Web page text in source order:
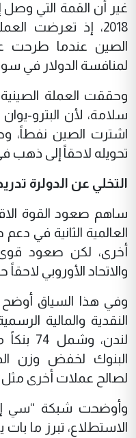
غير أن القمة التي وصل
2018، إذ تعرضت
الصين عندما طرحت
لمنافسة الدولار في
وحققت العملة
سلامة، لأن البترو-
اشترت الصين نفطاً،
تحويله لاحقاً إلى
التخلي عن الدولرة
ساهم صعود القوة
العالمية الثانية في
أخرى، لكن صعود
والاتحاد الأوروبي
وفي هذا السياق
النقدية والمالية
لندن،
البنوك لخفض وزن
لصالح عملات أخرى مثل
وأوضحت شبكة “سي إن